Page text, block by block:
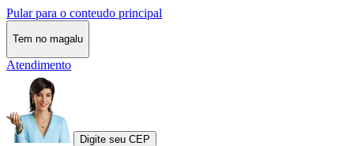
Pular para o conteudo principal
Tem no magalu
Atendimento
Digite seu CEP